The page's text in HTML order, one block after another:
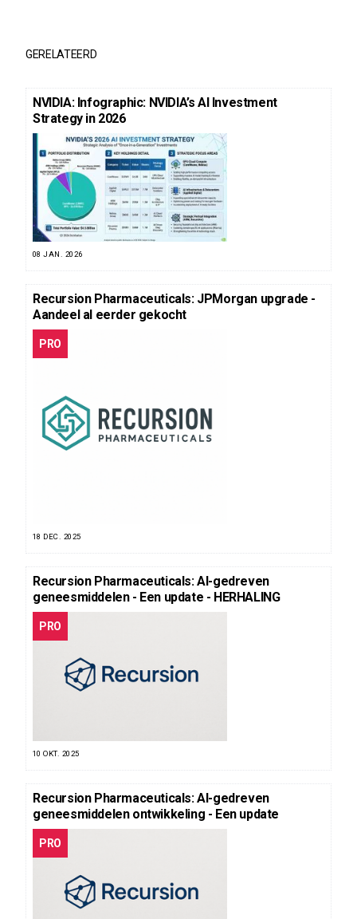
GERELATEERD
NVIDIA: Infographic: NVIDIA’s AI Investment
Strategy in 2026
08 JAN. 2026
Recursion Pharmaceuticals: JPMorgan upgrade -
Aandeel al eerder gekocht
PRO
18 DEC. 2025
Recursion Pharmaceuticals: AI-gedreven
geneesmiddelen - Een update - HERHALING
PRO
10 OKT. 2025
Recursion Pharmaceuticals: AI-gedreven
geneesmiddelen ontwikkeling - Een update
PRO